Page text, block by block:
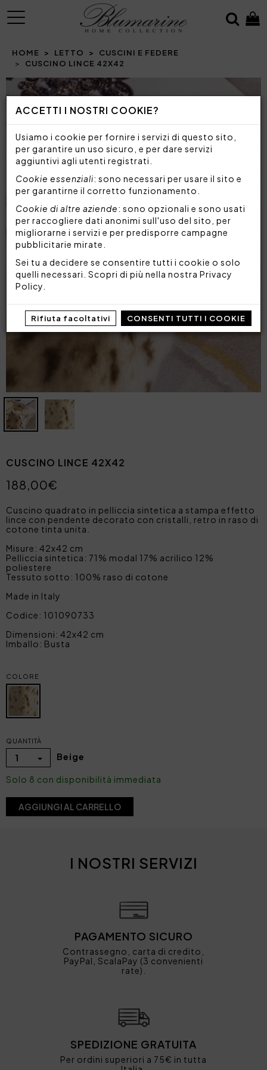
ACCETTI I NOSTRI COOKIE?
Usiamo i cookie per fornire i servizi di questo sito,
per garantire un uso sicuro, e per dare servizi
aggiuntivi agli utenti registrati.
Cookie essenziali: sono necessari per usare il sito e
per garantirne il corretto funzionamento.
Cookie di altre aziende: sono opzionali e sono usati
per raccogliere dati anonimi sull'uso del sito, per
migliorarne i servizi e per predisporre campagne
pubblicitarie mirate.
Sei tu a decidere se consentire tutti i cookie o solo
quelli necessari. Scopri di più nella nostra Privacy
Policy
Rifiuta facoltativi CONSENTI TUTTI I COOKIE
MENU
HOME LETTO
CUSCINI E FEDERE
CUSCINO LINCE 42X42
Prev
CUSCINO LINCE 42X42
188,00€
Cuscino quadrato in pelliccia sintetica a stampa effetto
lince con pendente decorato con cristalli, retro in raso di
cotone tinta unita.
Misure: 42x42 cm
Pelliccia sintetica: 71% modal 17% acrilico 12%
poliestere
Tessuto sotto: 100% raso di cotone
Made in Italy
Codice: 101090733
Dimensioni: 42x42 cm
Imballo: Busta
COLORE
QUANTITÀ
1 Beige
Solo 8 con disponibilità immediata
AGGIUNGI AL CARRELLO
I NOSTRI SERVIZI
PAGAMENTO SICURO
Contrassegno, carta di credito,
PayPal, ScalaPay (3 convenienti
rate).
SPEDIZIONE GRATUITA
Per ordini superiori a 75€ in tutta